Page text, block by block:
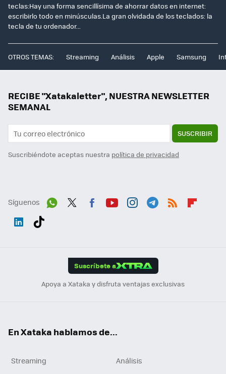
teclas:Hay una forma sencillísima de ahorrar datos en internet:
escribirlo todo en minúsculas.La gran olvidada de los teclados: la
tecla de tu ordenador...
OTROS TEMAS: Streaming Análisis Apple Samsung
RECIBE "Xatakaletter", NUESTRA NEWSLETTER
SEMANAL
SUSCRIBIR
Suscribiéndote aceptas nuestra política de privacidad
Síguenos
Suscríbete a
Apoya a Xataka y disfruta ventajas exclusivas
En Xataka hablamos de...
Streaming
Análisis